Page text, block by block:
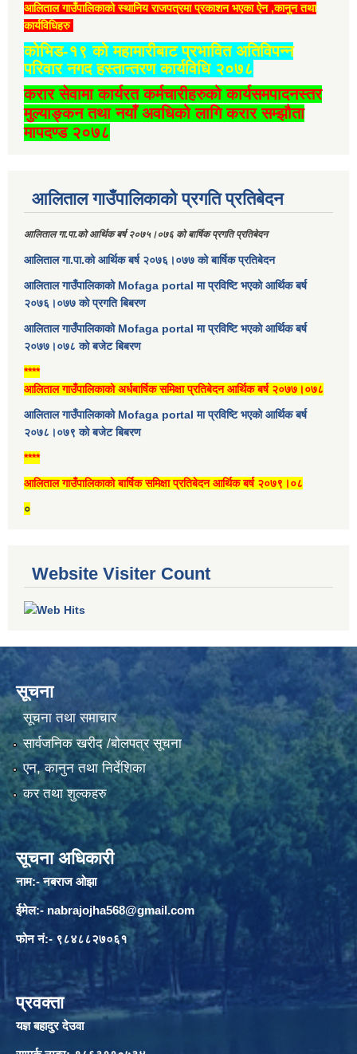
आलिताल गाउँपालिकाको स्थानिय राजपत्रमा प्रकाशन भएका ऐन ,कानुन तथा
कार्यविधिहरु
कोभिड-१९ को महामारीबाट प्रभावित अतिविपन्न
परिवार नगद हस्तान्तरण कार्यविधि २०७८
करार सेवामा कार्यरत कर्मचारीहरुको कार्यसमपादनस्तर
मुल्याङ्कन तथा नयाँ अवधिको लागि करार सम्झौता
मापदण्ड २०७८
आलिताल गाउँपालिकाको प्रगति प्रतिबेदन
आलिताल गा.पा.को आर्थिक बर्ष २०७५।०७६ को बार्षिक प्रगति प्रतिबेदन
आलिताल गा.पा.को आर्थिक बर्ष २०७६।०७७ को बार्षिक प्रतिबेदन
आलिताल गाउँपालिकाको Mofaga portal मा प्रविष्टि भएको आर्थिक बर्ष
२०७६।०७७ को प्रगति बिबरण
आलिताल गाउँपालिकाको Mofaga portal मा प्रविष्टि भएको आर्थिक बर्ष
२०७७।०७८ को बजेट बिबरण
****
आलिताल गाउँपालिकाको अर्धबार्षिक समिक्षा प्रतिबेदन आर्थिक बर्ष २०७७।०७८
आलिताल गाउँपालिकाको Mofaga portal मा प्रविष्टि भएको आर्थिक बर्ष
२०७८।०७९ को बजेट बिबरण
****
आलिताल गाउँपालिकाको बार्षिक समिक्षा प्रतिबेदन आर्थिक बर्ष २०७९।०८
०
Website Visiter Count
सूचना
सूचना तथा समाचार
सार्वजनिक खरीद /बोलपत्र सूचना
एन, कानुन तथा निर्देशिका
कर तथा शुल्कहरु
सूचना अधिकारी
नाम:- नबराज ओझा
ईमेल:- nabrajojha568@gmail.com
फोन नं:- ९८४८८२७०६१
प्रवक्ता
यज्ञ बहादुर देउवा